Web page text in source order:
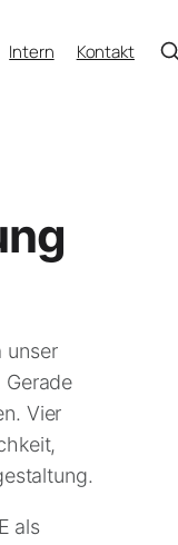
Intern Kontakt
unser
Vier
als